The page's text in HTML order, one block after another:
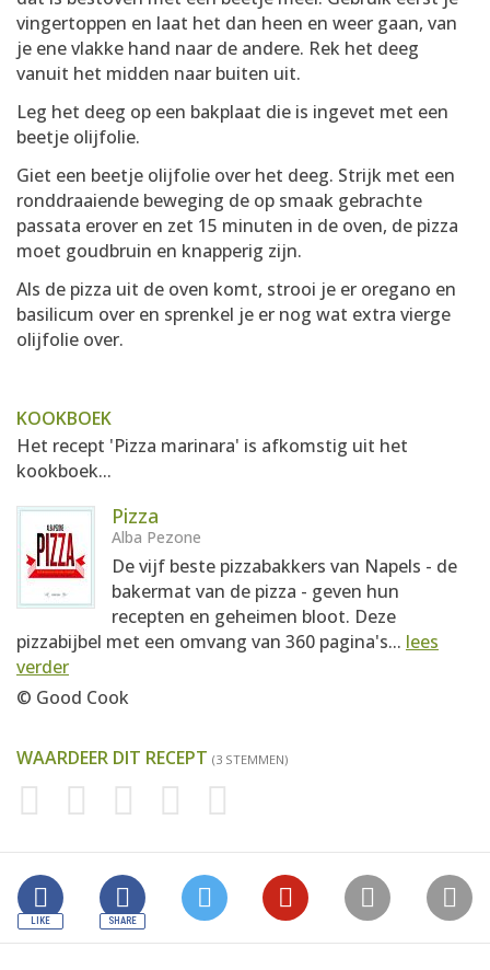
vingertoppen en laat het dan heen en weer gaan, van
je ene vlakke hand naar de andere. Rek het deeg
vanuit het midden naar buiten uit.
Leg het deeg op een bakplaat die is ingevet met een
beetje olijfolie.
Giet een beetje olijfolie over het deeg. Strijk met een
ronddraaiende beweging de op smaak gebrachte
passata erover en zet 15 minuten in de oven, de pizza
moet goudbruin en knapperig zijn.
Als de pizza uit de oven komt, strooi je er oregano en
basilicum over en sprenkel je er nog wat extra vierge
olijfolie over.
KOOKBOEK
Het recept 'Pizza marinara' is afkomstig uit het
kookboek...
Pizza
Alba Pezone
De vijf beste pizzabakkers van Napels - de
bakermat van de pizza - geven hun
recepten en geheimen bloot. Deze
pizzabijbel met een omvang van 360 pagina's... lees
verder
© Good Cook
WAARDEER DIT RECEPT (3 STEMMEN)